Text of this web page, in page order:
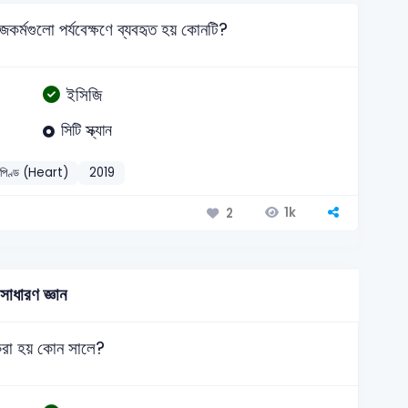
পর্যবেক্ষণে ব্যবহৃত হয় কোনটি?
ইসিজি
সিটি স্ক্যান
(Heart) 2019
2 1k
সাধারণ জ্ঞান
হয় কোন সালে?